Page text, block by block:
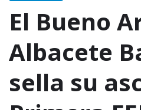
El Bueno
Albacete
sella su